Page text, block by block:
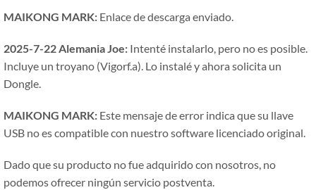
MAIKONG MARK: Enlace de descarga enviado.
2025-7-22 Alemania Joe: Intenté instalarlo, pero no es posible.
Incluye un troyano (Vigorf.a). Lo instalé y ahora solicita un
Dongle.
MAIKONG MARK: Este mensaje de error indica que su llave
USB no es compatible con nuestro software licenciado original.
Dado que su producto no fue adquirido con nosotros, no
podemos ofrecer ningún servicio postventa.